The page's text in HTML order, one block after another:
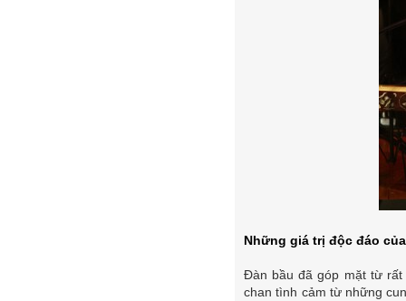
Những giá trị độc đáo
Đàn bầu đã góp mặt từ rất
chan tình cảm từ những